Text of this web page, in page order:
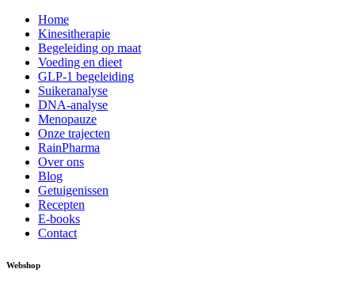
Home
Kinesitherapie
Begeleiding op maat
Voeding en dieet
GLP-1 begeleiding
Suikeranalyse
DNA-analyse
Menopauze
Onze trajecten
RainPharma
Over ons
Blog
Getuigenissen
Recepten
E-books
Contact
Webshop